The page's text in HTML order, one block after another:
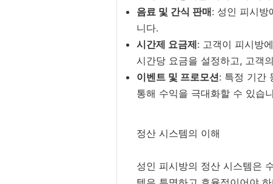
음료 및 간식 판매: 성인 피시방
니다.
시간제 요금제: 고객이 피시방
시간당 요금을 설정하고, 고객
이벤트 및 프로모션: 특정 기간
통해 수익을 극대화할 수 있습
정산 시스템의 이해
성인 피시방의 정산 시스템은